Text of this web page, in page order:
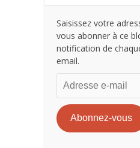
Saisissez votre
vous abonner à ce
notification de
email.
Adresse
e-
mail
Abonnez-vous